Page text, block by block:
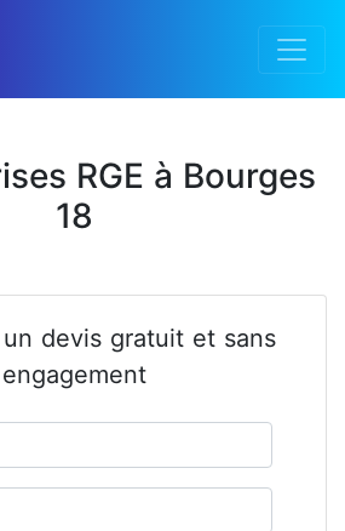
RGE à Bourges
18
devis gratuit et sans
engagement